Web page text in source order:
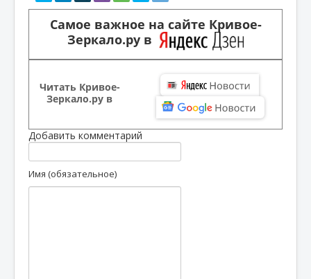
Самое важное на сайте Кривое-
Зеркало.ру в
Читать Кривое-
Зеркало.ру в
Добавить комментарий
Имя (обязательное)